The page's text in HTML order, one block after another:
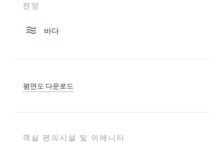
전망
바다
평면도 다운로드
객실 편의시설 및 어메니티